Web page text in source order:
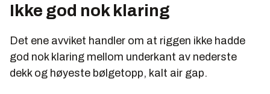
Ikke god nok klaring
Det ene avviket handler om at riggen ikke hadde
god nok klaring mellom underkant av nederste
dekk og høyeste bølgetopp, kalt air gap.